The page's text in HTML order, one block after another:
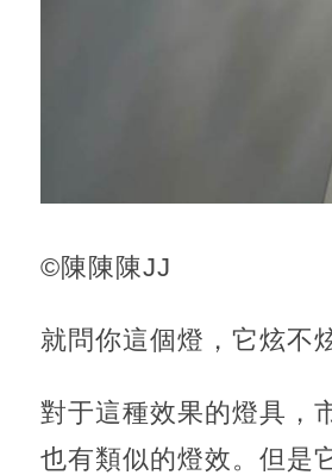
©陳陳陳JJ
就問你這個燈，它炫不
對于這種效果的燈具，
也有類似的燈效。但是